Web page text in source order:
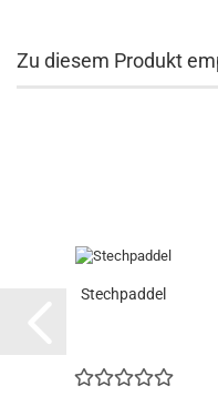
Zu diesem Produkt
Stechpaddel